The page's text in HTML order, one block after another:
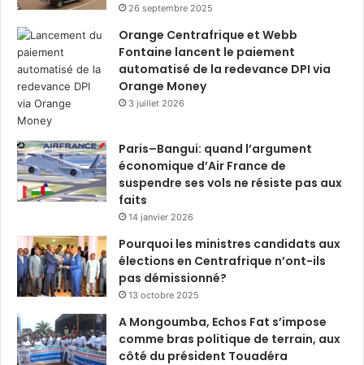
26 septembre 2025
Orange Centrafrique et Webb
Fontaine lancent le paiement
automatisé de la redevance DPI via
Orange Money
3 juillet 2026
Paris–Bangui: quand l’argument
économique d’Air France de
suspendre ses vols ne résiste pas aux
faits
14 janvier 2026
Pourquoi les ministres candidats aux
élections en Centrafrique n’ont-ils
pas démissionné?
13 octobre 2025
A Mongoumba, Echos Fat s’impose
comme bras politique de terrain, aux
côté du président Touadéra